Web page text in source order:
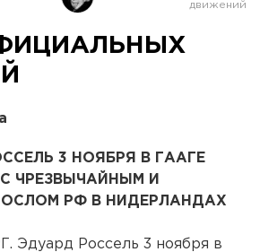
Оренбург
3 НОЯБРЯ В ГААГЕ
ЧРЕЗВЫЧАЙНЫМ И
РФ В НИДЕРЛАНДАХ
Эдуард Россель 3 ноября в